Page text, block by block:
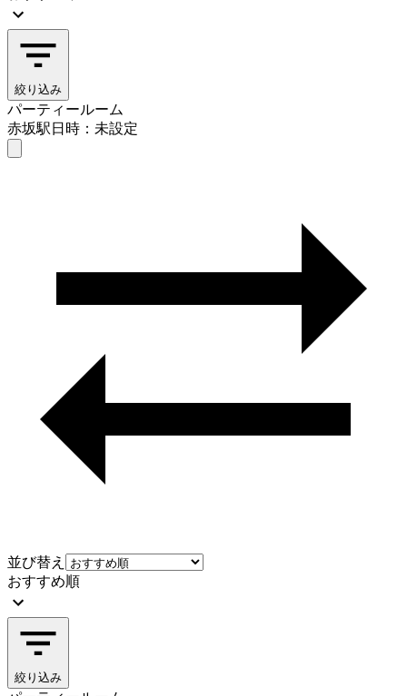
絞り込み
パーティールーム
赤坂駅日時：未設定
並び替え
おすすめ順
絞り込み